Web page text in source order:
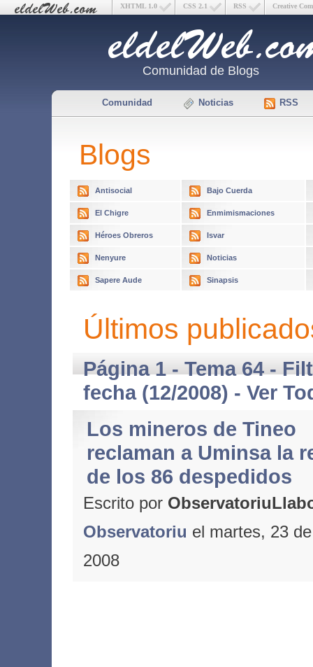
Creative
RSS
CSS 2.1
XHTML 1.0
Comunidad de Blogs
Comunidad Noticias RSS
Blogs
Antisocial Bajo Cuerda
El Chigre Enmimismaciones
Héroes Obreros Isvar
Nenyure Noticias
Sapere Aude Sinapsis
Últimos
Página 1 - Tema 64 -
fecha (12/2008) - Ver
Los mineros de Tineo
reclaman a Uminsa la
de los 86 despedidos
Escrito por
Observatoriu el martes, 23
2008